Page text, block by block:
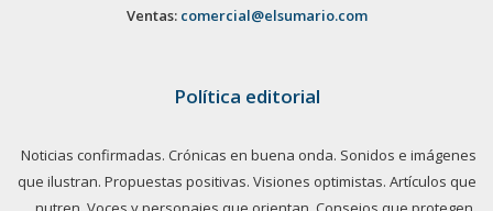
Ventas: comercial@elsumario.com
Política editorial
Noticias confirmadas. Crónicas en buena onda. Sonidos e imágenes
que ilustran. Propuestas positivas. Visiones optimistas. Artículos que